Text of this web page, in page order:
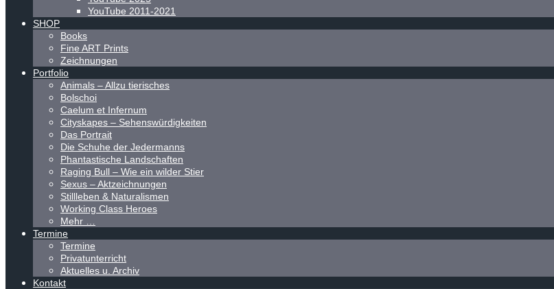
YouTube 2011-2021
SHOP
Books
Fine ART Prints
Zeichnungen
Portfolio
Animals – Allzu tierisches
Bolschoi
Caelum et Infernum
Cityskapes – Sehenswürdigkeiten
Das Portrait
Die Schuhe der Jedermanns
Phantastische Landschaften
Raging Bull – Wie ein wilder Stier
Sexus – Aktzeichnungen
Stillleben & Naturalismen
Working Class Heroes
Mehr …
Termine
Termine
Privatunterricht
Aktuelles u. Archiv
Kontakt